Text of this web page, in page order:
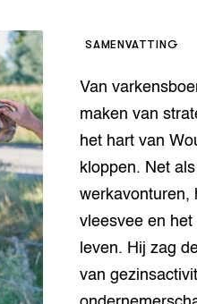
SAMENVATTING
Van
maken van
het hart van
kloppen. Net
werkavonturen,
vleesvee en
leven. Hij zag
van